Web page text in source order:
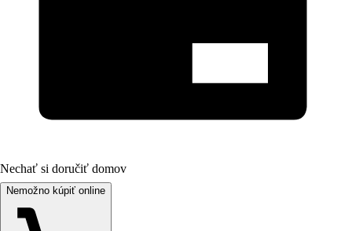
Nechať si doručiť domov
Nemožno kúpiť online